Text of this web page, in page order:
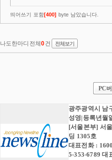
PC
광주광역시 남
성영|등록년월
[서울본부] 서
딩 1305호
대표전화 :
5-353-6789 대